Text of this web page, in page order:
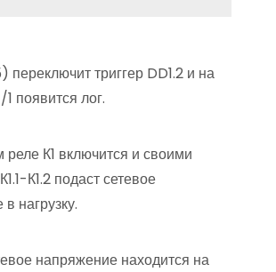
переключит триггер DD1.2 и на
появится лог.
реле К1 включится и своими
К1.2 подаст сетевое
нагрузку.
напряжение находится на